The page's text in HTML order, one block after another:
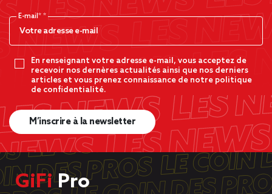
E-mail*
En renseignant votre adresse e-mail, vous acceptez de
recevoir nos dernères actualités ainsi que nos derniers
articles et vous prenez connaissance de notre politique
de confidentialité.
M’inscrire à la newsletter
GiFiPro